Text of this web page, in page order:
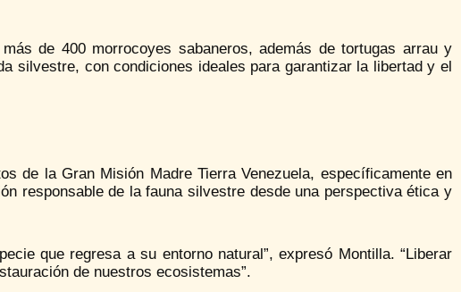
de 400 morrocoyes sabaneros, además de tortugas arrau y
silvestre, con condiciones ideales para garantizar la libertad y el
de la Gran Misión Madre Tierra Venezuela, específicamente en
responsable de la fauna silvestre desde una perspectiva ética y
que regresa a su entorno natural”, expresó Montilla. “Liberar
de nuestros ecosistemas”.